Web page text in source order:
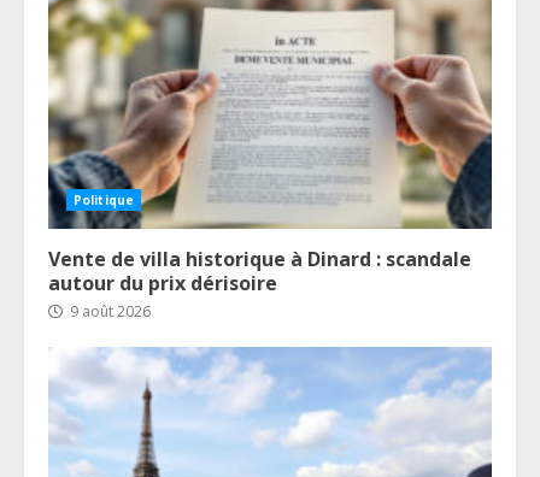
Politique
Vente de villa historique à Dinard : scandale
autour du prix dérisoire
9 août 2026